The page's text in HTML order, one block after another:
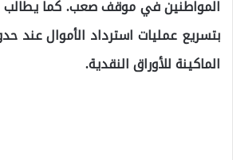
المواطنين في موقف صعب. كما يطالب
بتسريع عمليات استرداد الأموال عند
الماكينة للأوراق النقدية.